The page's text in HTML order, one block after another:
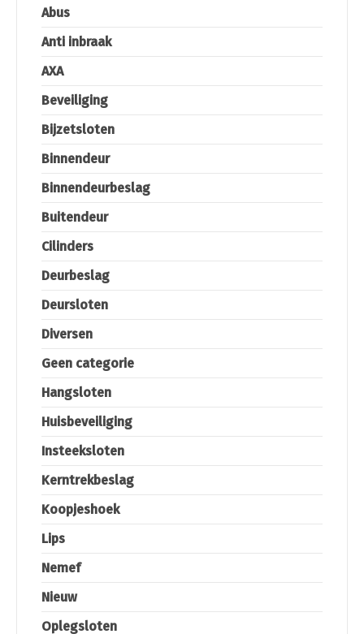
Abus
Anti inbraak
AXA
Beveiliging
Bijzetsloten
Binnendeur
Binnendeurbeslag
Buitendeur
Cilinders
Deurbeslag
Deursloten
Diversen
Geen categorie
Hangsloten
Huisbeveiliging
Insteeksloten
Kerntrekbeslag
Koopjeshoek
Lips
Nemef
Nieuw
Oplegsloten